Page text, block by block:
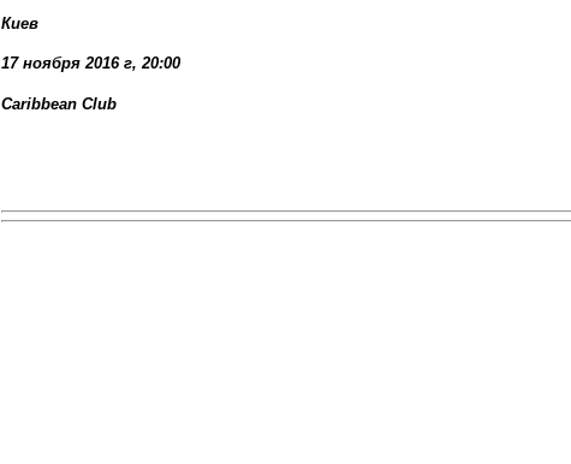
Киев
17 ноября 2016 г, 20:00
Caribbean Club